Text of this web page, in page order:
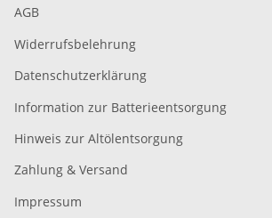
AGB
Widerrufsbelehrung
Datenschutzerklärung
Information zur Batterieentsorgung
Hinweis zur Altölentsorgung
Zahlung & Versand
Impressum